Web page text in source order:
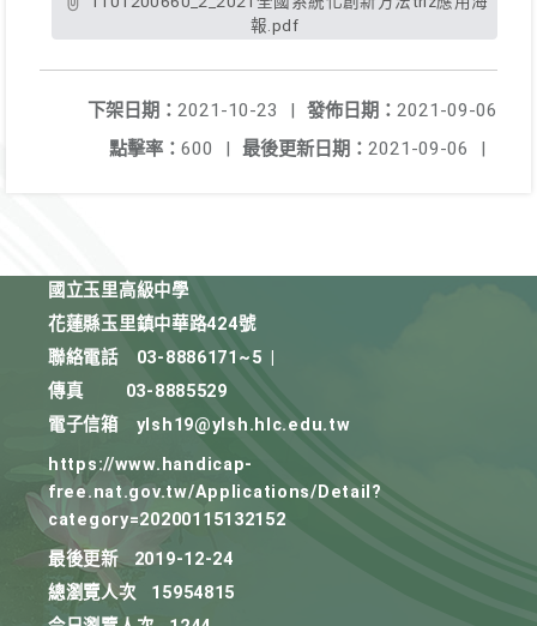
報.pdf
發佈日期： 2021-09-06
下架日期： 2021-10-23
|
最後更新日期： 2021-09-06 |
點擊率： 600 |
國立玉里高級中學
花蓮縣玉里鎮中華路424號
聯絡電話
03-8886171~5
傳真
03-8885529
電子信箱
ylsh19@ylsh.hlc.edu.tw
https://www.handicap-
free.nat.gov.tw/Applications/Detail?
category=20200115132152
最後更新
2019-12-24
總瀏覽人次
15954815